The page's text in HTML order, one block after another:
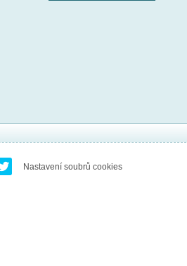
Nastavení soubrů cookies